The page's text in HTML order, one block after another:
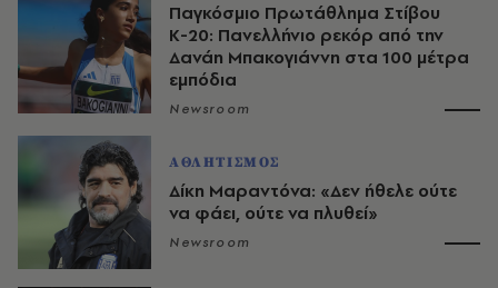
Παγκόσμιο Πρωτάθλημα Στίβου
Κ-20: Πανελλήνιο ρεκόρ από την
Δανάη Μπακογιάννη στα 100 μέτρα
εμπόδια
Newsroom
ΑΘΛΗΤΙΣΜΟΣ
Δίκη Μαραντόνα: «Δεν ήθελε ούτε
να φάει, ούτε να πλυθεί»
Newsroom